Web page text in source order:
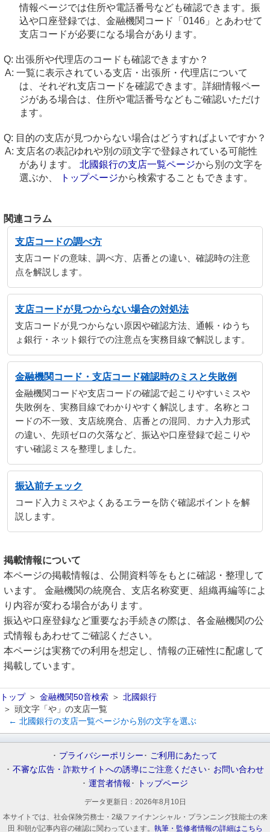
情報ページでは住所や電話番号なども確認できます。振
込や口座登録では、金融機関コード「0146」とあわせて
支店コードが必要になる場合があります。
出張所や代理店のコードも確認できますか？
一覧に表示されている支店・出張所・代理店について
は、それぞれ支店コードを確認できます。詳細情報ペー
ジがある場合は、住所や電話番号などもご確認いただけ
ます。
目的の支店が見つからない場合はどうすればよいですか？
支店名の表記ゆれや別の頭文字で登録されている可能性
があります。 北國銀行の支店一覧ページから別の文字を
選ぶか、
トップページから検索することもできます。
関連コラム
支店コードの調べ方
支店コードの意味、調べ方、店番との違い、確認時の注意
点を解説します。
支店コードが見つからない場合の対処法
支店コードが見つからない原因や確認方法、通帳・ゆうち
ょ銀行・ネット銀行での注意点を実務目線で解説します。
金融機関コード・支店コード確認時のミスと失敗例
金融機関コードや支店コードの確認で起こりやすいミスや
失敗例を、実務目線でわかりやすく解説します。名称とコ
ードの不一致、支店統廃合、店番との混同、カナ入力形式
の違い、先頭ゼロの欠落など、振込や口座登録で起こりや
すい確認ミスを整理しました。
振込前チェック
コード入力ミスやよくあるエラーを防ぐ確認ポイントを解
説します。
掲載情報について
本ページの掲載情報は、公開資料等をもとに確認・整理して
います。 金融機関の統廃合、支店名称変更、組織再編等によ
り内容が変わる場合があります。
振込や口座登録など重要なお手続きの際は、各金融機関の公
式情報もあわせてご確認ください。
本ページは実務での利用を想定し、情報の正確性に配慮して
掲載しています。
トップ 金融機関50音検索
北國銀行
頭文字「や」の支店一覧
← 北國銀行の支店一覧ページから別の文字を選ぶ
プライバシーポリシー
ご利用にあたって
不審な広告・詐欺サイトへの誘導にご注意ください
お問い合わせ
運営者情報
トップページ
データ更新日： 2026年8月10日
本サイトでは、社会保険労務士・2級ファイナンシャル・プランニング技能士の来
田 和朝が記事内容の確認に関わっています。 執筆・監修者情報の詳細はこちら